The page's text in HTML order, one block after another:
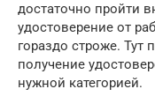
достаточно пройти
удостоверение от
гораздо строже. Тут
получение
нужной категорией.